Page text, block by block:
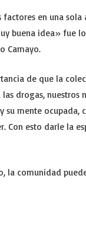
en una
buena idea» fue
Camayo.
de que la
drogas, nuestros
su mente
Con esto darle la
la comunidad